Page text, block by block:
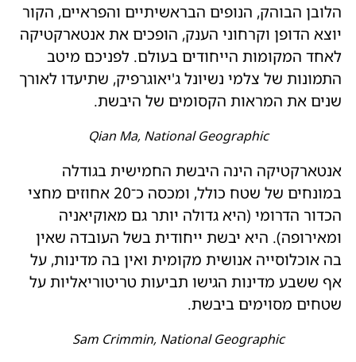
הלובן הבוהק, הנופים הבראשיתיים והפראיים, הקור
יוצא הדופן וקרחוני הענק, הופכים את אנטארקטיקה
לאחד המקומות הייחודים בעולם. לפניכם מיטב
התמונות של צלמי נשיונל ג'יאוגרפיק, שתיעדו לאורך
שנים את המראות הקסומים של היבשת.
Qian Ma, National Geographic
אנטארקטיקה הינה היבשת החמישית בגודלה
במונחים של שטח כולל, ומכסה כ־20 אחוזים מחצי
הכדור הדרומי (היא גדולה יותר גם מאוקיאניה
ומאירופה). היא יבשת ייחודית בשל העובדה שאין
בה אוכלוסייה אנושית מקומית ואין בה מדינות, על
אף ששבע מדינות הגישו תביעות טריטוריאליות על
שטחים מסוימים ביבשת.
Sam Crimmin, National Geographic